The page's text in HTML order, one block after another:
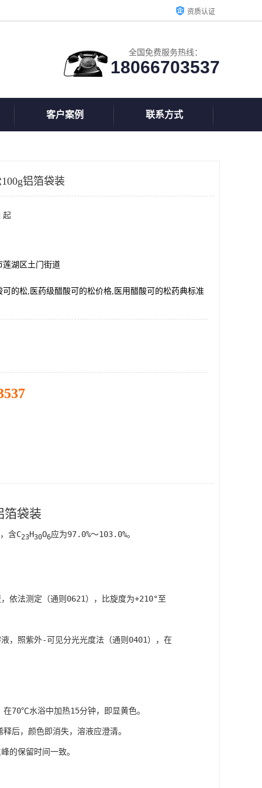
资质认证
全国免费服务热线：
18066703537
客户案例 联系方式
铝箔袋装
起
莲湖区土门街道
可的松,医药级醋酸可的松价格,医用醋酸可的松药典标准
箔袋装
含C23H30O6应为97.0%～103.0%。
依法测定（通则0621），比旋度为+210°至
，照紫外-可见分光光度法（通则0401），在
70℃水浴中加热15分钟，即显黄色。
后，颜色即消失，溶液应澄清。
的保留时间一致。